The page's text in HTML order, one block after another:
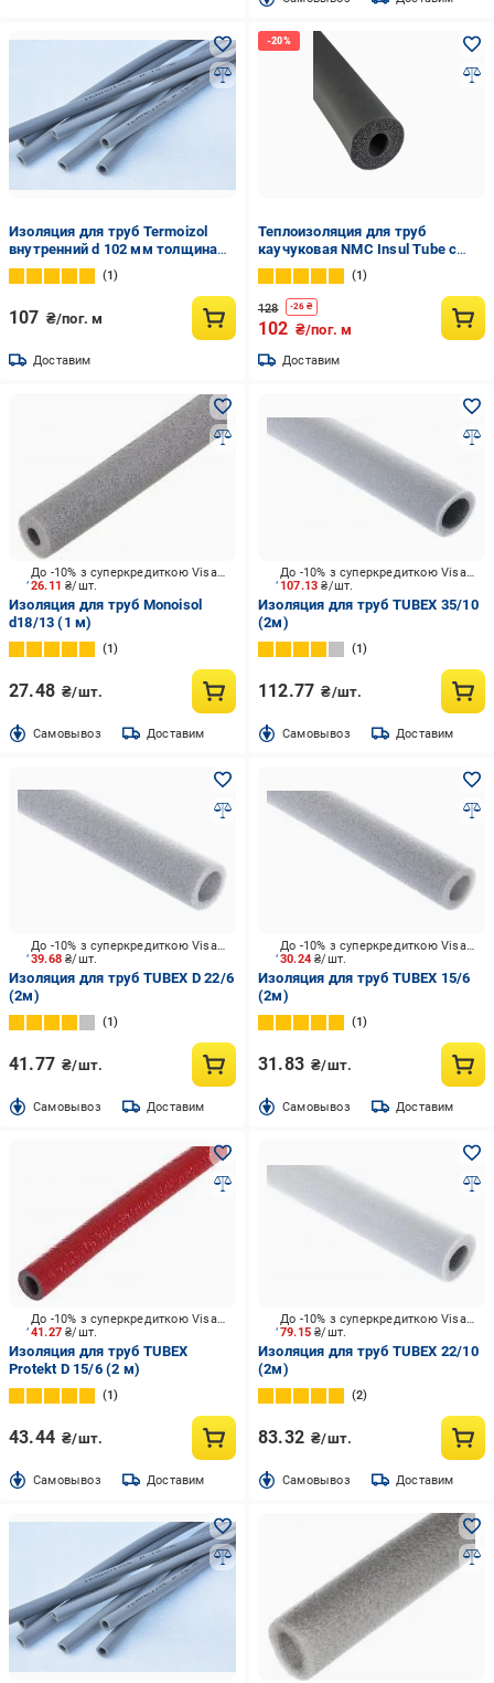
Изоляция для труб Termoizol
внутренний d 102 мм толщина
стенки 13 мм
1
107 ₴/пог. м
Доставим
Теплоизоляция для труб
каучуковая NMC Insul Tube с
внутренним Ø 25 мм и толщина
изоляции 9 мм трубка 9х25 мм
(1442438707)
1
128 -26 ₴
102 ₴/пог. м
Доставим
26.11₴/шт.
До -10% з суперкредиткою Visa Вигода
Изоляция для труб Monoisol
d18/13 (1 м)
1
27.48 ₴/шт.
Cамовывоз Доставим
107.13₴/шт.
До -10% з суперкредиткою Visa Вигода
Изоляция для труб TUBEX 35/10
(2м)
1
112.77 ₴/шт.
Cамовывоз Доставим
39.68₴/шт.
До -10% з суперкредиткою Visa Вигода
Изоляция для труб TUBEX D 22/6
(2м)
1
41.77 ₴/шт.
Cамовывоз Доставим
30.24₴/шт.
До -10% з суперкредиткою Visa Вигода
Изоляция для труб TUBEX 15/6
(2м)
1
31.83 ₴/шт.
Cамовывоз Доставим
41.27₴/шт.
До -10% з суперкредиткою Visa Вигода
Изоляция для труб TUBEX
Protekt D 15/6 (2 м)
1
43.44 ₴/шт.
Cамовывоз Доставим
79.15₴/шт.
До -10% з суперкредиткою Visa Вигода
Изоляция для труб TUBEX 22/10
(2м)
2
83.32 ₴/шт.
Cамовывоз Доставим